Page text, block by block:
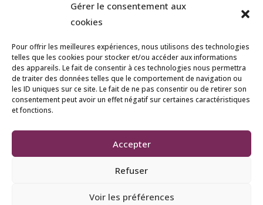
Gérer le consentement aux
cookies
Pour offrir les meilleures expériences, nous utilisons des technologies
telles que les cookies pour stocker et/ou accéder aux informations
des appareils. Le fait de consentir à ces technologies nous permettra
de traiter des données telles que le comportement de navigation ou
les ID uniques sur ce site. Le fait de ne pas consentir ou de retirer son
consentement peut avoir un effet négatif sur certaines caractéristiques
et fonctions.
Accepter
Refuser
Voir les préférences
propres légumes. Que vous ayez un petit
balcon ou un grand jardin, adoptez-le pour
savourer le plaisir du jardinage… et de vos
premières récoltes maison !